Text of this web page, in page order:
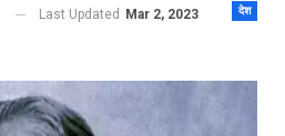
देश
Last Updated
Mar 2, 2023